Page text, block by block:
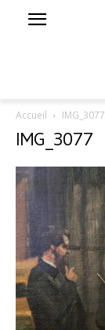
Accueil IMG_3077
IMG_3077